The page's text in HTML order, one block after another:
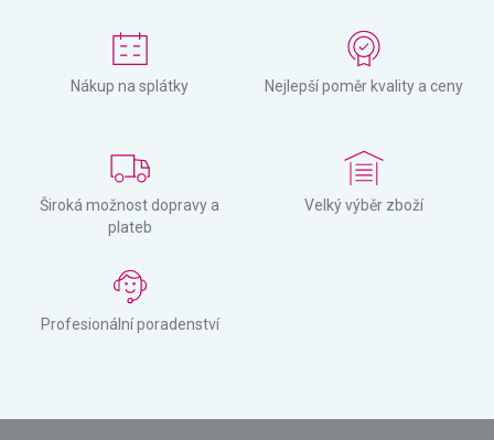
Nákup na splátky Nejlepší poměr kvality a ceny
Široká možnost dopravy a
plateb
Velký výběr zboží
Profesionální poradenství